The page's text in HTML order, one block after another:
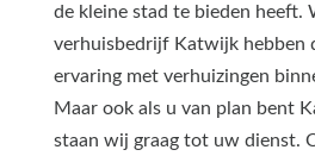
de kleine stad te bieden heeft.
verhuisbedrijf Katwijk hebben
ervaring met verhuizingen
Maar ook als u van plan bent
staan wij graag tot uw dienst.